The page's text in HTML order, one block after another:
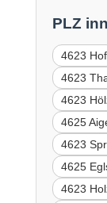
PLZ
4623 Hof
4623
4623
4625
4623
4625
4623